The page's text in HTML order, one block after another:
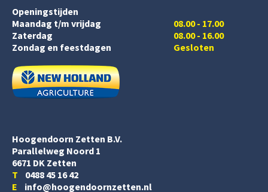
Openingstijden
Maandag t/m vrijdag
Zaterdag
08.00 - 17.00
08.00 - 16.00
Zondag en feestdagen
Gesloten
Hoogendoorn Zetten B.V.
Parallelweg Noord 1
6671 DK Zetten
T 0488 45 16 42
E info@hoogendoornzetten.nl